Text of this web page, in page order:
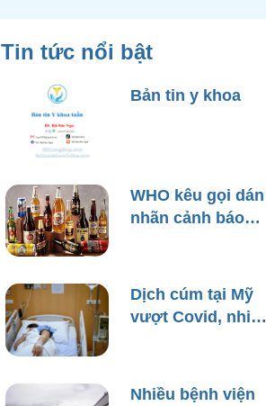
Tin tức nổi bật
Bản tin y khoa
WHO kêu gọi dán
nhãn cảnh báo
Dịch cúm tại Mỹ
vượt Covid, nhiều
Nhiều bệnh viện